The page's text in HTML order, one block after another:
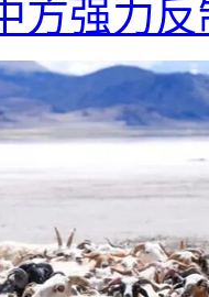
方强力